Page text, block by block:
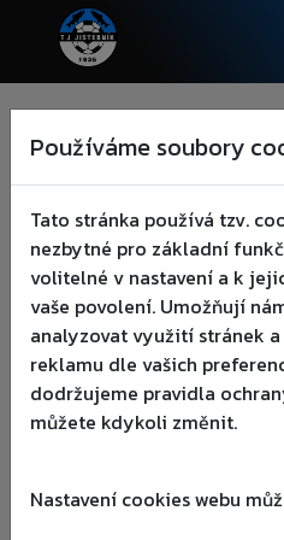
NOVINKY
KLUB▾
TÝMY▾
AREÁL▾
FANOUŠCI▾
PARTNEŘI
Generální
Používáme soubory
Tato stránka používá tzv.
nezbytné pro základní
volitelné v nastavení a k
vaše povolení. Umožňují
analyzovat využití stránek
reklamu dle vašich
dodržujeme pravidla
můžete kdykoli změnit.
Nastavení cookies webu